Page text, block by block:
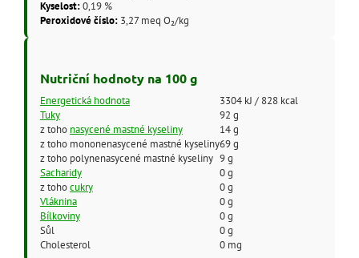
Kyselost:0,19 %
Peroxidové číslo:3,27 meq O₂/kg
Nutriční hodnoty na 100 g
Energetická hodnota
3304 kJ / 828 kcal
Tuky
92 g
z toho nasycené mastné kyseliny
14 g
z toho mononenasycené mastné kyseliny69 g
z toho polynenasycené mastné kyseliny 9 g
Sacharidy
0 g
z tohocukry
0 g
Vláknina
0 g
Bílkoviny
0 g
Sůl
0 g
Cholesterol
0 mg